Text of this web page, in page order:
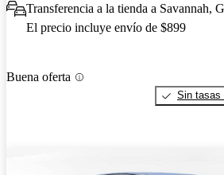
Transferencia a la tienda a Savannah,
El precio incluye envío de $899
Buena oferta
Sin tasas